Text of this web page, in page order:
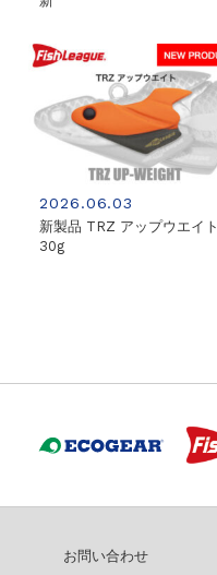
2026.06.03
新製品 TRZ アップウエイト
30g
お問い合わせ